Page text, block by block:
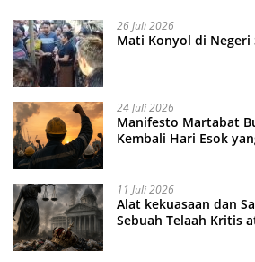
26 Juli 2026
Mati Konyol di Negeri
24 Juli 2026
Manifesto Martabat
Kembali Hari Esok
11 Juli 2026
Alat kekuasaan dan
Sebuah Telaah Kritis